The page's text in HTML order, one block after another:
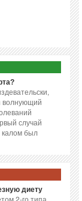
волнующий
случай
калом был
диету
2-го типа